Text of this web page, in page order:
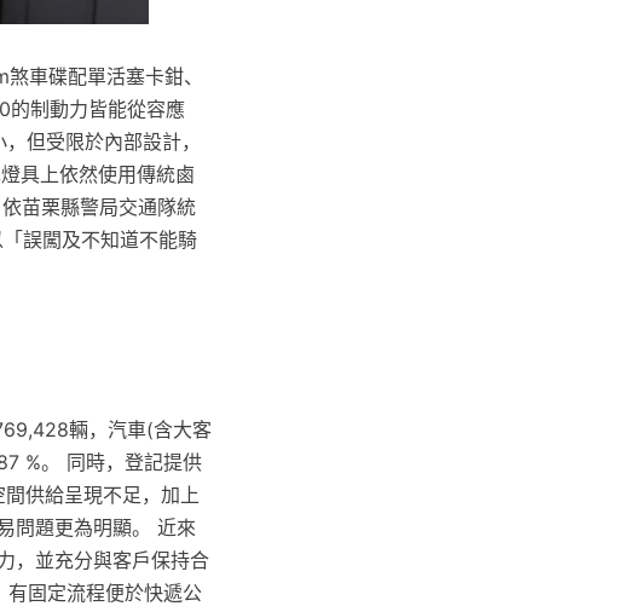
車碟配單活塞卡鉗、
的制動力皆能從容應
但受限於內部設計，
具上依然使用傳統鹵
苗栗縣警局交通隊統
誤闖及不知道不能騎
輛，汽車(含大客
%。 同時，登記提供
供給呈現不足，加上
問題更為明顯。 近來
，並充分與客戶保持合
固定流程便於快遞公